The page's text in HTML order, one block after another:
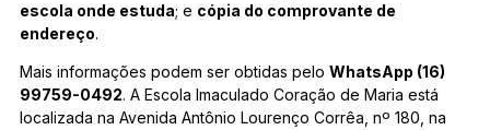
escola onde estuda; e cópia do comprovante de
endereço.
Mais informações podem ser obtidas pelo WhatsApp (16)
99759-0492. A Escola Imaculado Coração de Maria está
localizada na Avenida Antônio Lourenço Corrêa, nº 180, na